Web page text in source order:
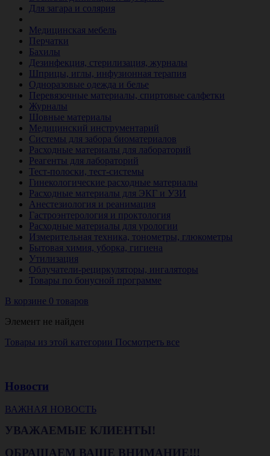
Для загара и солярия
Медицинская мебель
Перчатки
Бахилы
Дезинфекция, стерилизация, журналы
Шприцы, иглы, инфузионная терапия
Одноразовые одежда и белье
Перевязочные материалы, спиртовые салфетки
Журналы
Шовные материалы
Медицинский инструментарий
Системы для забора биоматериалов
Расходные материалы для лабораторий
Реагенты для лабораторий
Тест-полоски, тест-системы
Гинекологические расходные материалы
Расходные материалы для ЭКГ и УЗИ
Анестезиология и реанимация
Гастроэнтерология и проктология
Расходные материалы для урологии
Измерительная техника, тонометры, глюкометры
Бытовая химия, уборка, гигиена
Утилизация
Облучатели-рециркуляторы, ингаляторы
Товары по бонусной программе
В корзине 0 товаров
Элемент не найден
Товары из этой категории Посмотреть все
Новости
ВАЖНАЯ НОВОСТЬ
УВАЖАЕМЫЕ КЛИЕНТЫ!
ОБРАЩАЕМ ВАШЕ ВНИМАНИЕ!!!